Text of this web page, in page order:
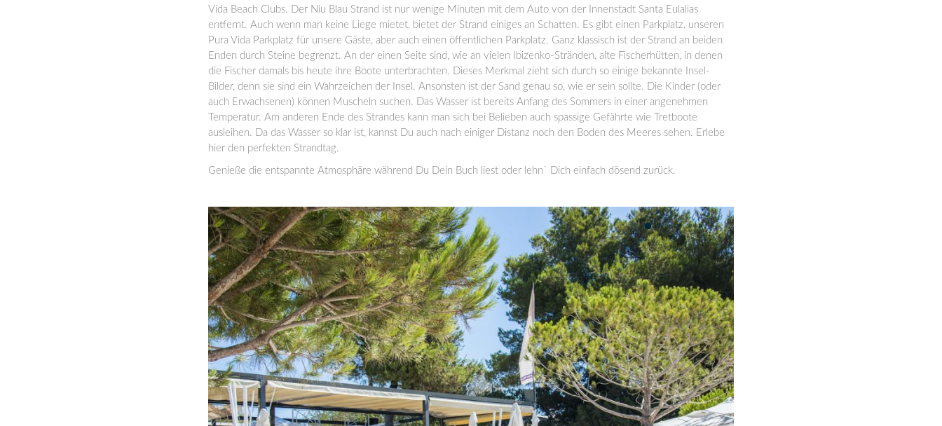
Vida Beach Clubs. Der Niu Blau Strand ist nur wenige Minuten mit dem Auto von der Innenstadt Santa Eulalias
entfernt. Auch wenn man keine Liege mietet, bietet der Strand einiges an Schatten. Es gibt einen Parkplatz, unseren
Pura Vida Parkplatz für unsere Gäste, aber auch einen öffentlichen Parkplatz. Ganz klassisch ist der Strand an beiden
Enden durch Steine begrenzt. An der einen Seite sind, wie an vielen Ibizenko-Stränden, alte Fischerhütten, in denen
die Fischer damals bis heute ihre Boote unterbrachten. Dieses Merkmal zieht sich durch so einige bekannte Insel-
Bilder, denn sie sind ein Wahrzeichen der Insel. Ansonsten ist der Sand genau so, wie er sein sollte. Die Kinder (oder
auch Erwachsenen) können Muscheln suchen. Das Wasser ist bereits Anfang des Sommers in einer angenehmen
Temperatur. Am anderen Ende des Strandes kann man sich bei Belieben auch spassige Gefährte wie Tretboote
ausleihen. Da das Wasser so klar ist, kannst Du auch nach einiger Distanz noch den Boden des Meeres sehen. Erlebe
hier den perfekten Strandtag.
Genieße die entspannte Atmosphäre während Du Dein Buch liest oder lehn` Dich einfach dösend zurück.